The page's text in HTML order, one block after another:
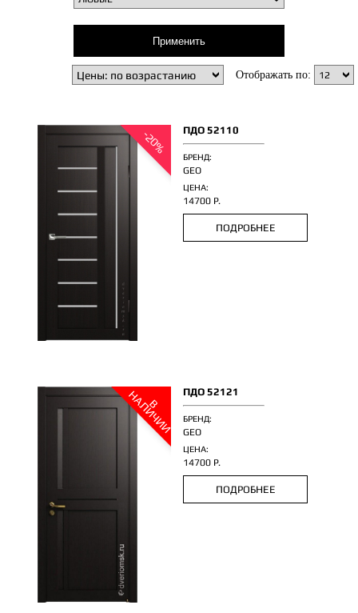
Отображать по:
-20% ПДО 52110
БРЕНД:
GEO
ЦЕНА:
14700 Р.
ПОДРОБНЕЕ
В
Н
А
Л
И
Ч
И
И ПДО 52121
БРЕНД:
GEO
ЦЕНА:
14700 Р.
ПОДРОБНЕЕ